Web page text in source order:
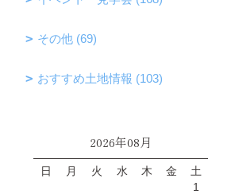
その他 (69)
おすすめ土地情報 (103)
2026年08月
日 月 火 水 木 金
土
1